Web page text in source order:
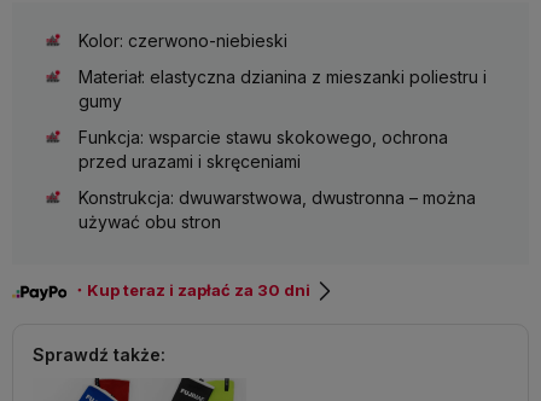
Kolor: czerwono-niebieski
Materiał: elastyczna dzianina z mieszanki poliestru i
gumy
Funkcja: wsparcie stawu skokowego, ochrona
przed urazami i skręceniami
Konstrukcja: dwuwarstwowa, dwustronna – można
używać obu stron
・Kup teraz i zapłać za 30 dni
Sprawdź także: